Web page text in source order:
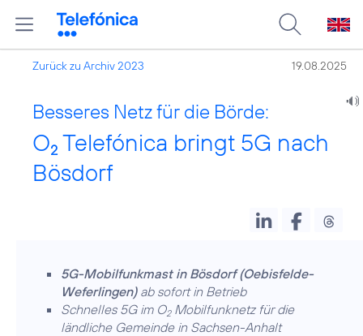
Zurück zu Archiv 2023 19.08.2025
Besseres Netz für die Börde:
O2 Telefónica bringt 5G nach
Bösdorf
5G-Mobilfunkmast in Bösdorf (Oebisfelde-
Weferlingen)ab sofort in Betrieb
Schnelles 5G im O2Mobilfunknetz für die
ländliche Gemeinde in Sachsen-Anhalt